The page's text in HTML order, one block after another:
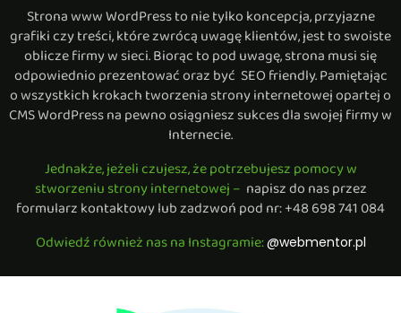
Strona www WordPress to nie tylko koncepcja, przyjazne
grafiki czy treści, które zwrócą uwagę klientów, jest to swoiste
oblicze firmy w sieci. Biorąc to pod uwagę, strona musi się
odpowiednio prezentować oraz być SEO friendly. Pamiętając
o wszystkich krokach tworzenia strony internetowej opartej o
CMS WordPress na pewno osiągniesz sukces dla swojej firmy w
Internecie.
Jednakże, jeżeli czujesz, że potrzebujesz pomocy w
stworzeniu strony internetowej – napisz do nas przez
formularz kontaktowy lub zadzwoń pod nr: +48 698 741 084
Odwiedź również nas na Instagramie:@webmentor.pl